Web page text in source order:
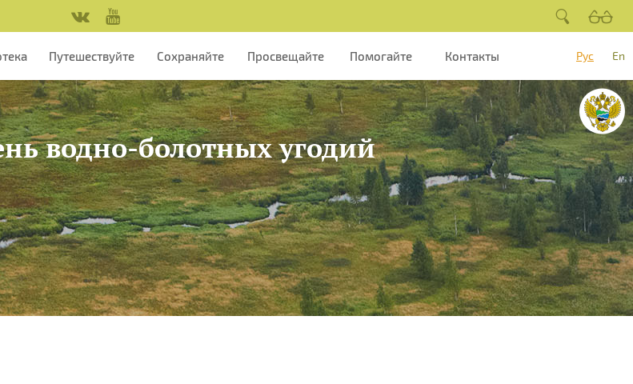
Путешествуйте Сохраняйте Просвещайте Помогайте Контакты Рус En
водно-болотных угодий